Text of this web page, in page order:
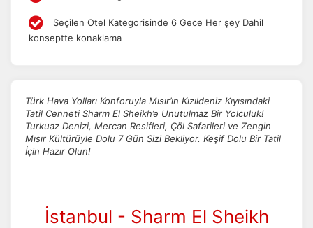
Seçilen Otel Kategorisinde 6 Gece Her şey Dahil
konseptte konaklama
Türk Hava Yolları Konforuyla Mısır’ın Kızıldeniz Kıyısındaki
Tatil Cenneti Sharm El Sheikh’e Unutulmaz Bir Yolculuk!
Turkuaz Denizi, Mercan Resifleri, Çöl Safarileri ve Zengin
Mısır Kültürüyle Dolu 7 Gün Sizi Bekliyor. Keşif Dolu Bir Tatil
İçin Hazır Olun!
İstanbul - Sharm El Sheikh